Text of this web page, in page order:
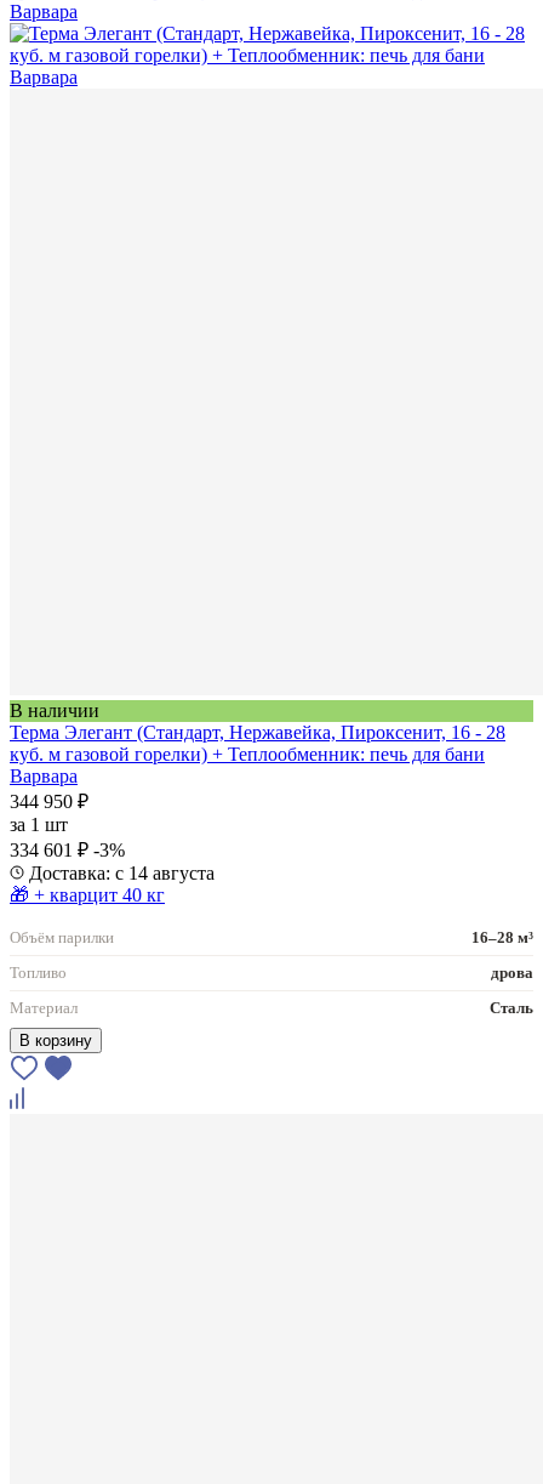
В наличии
Терма Элегант (Стандарт, Нержавейка, Пироксенит, 16 - 28
куб. м газовой горелки) + Теплообменник: печь для бани
Варвара
344 950 ₽
за 1 шт
334 601 ₽ -3%
Доставка: с 14 августа
🎁 + кварцит 40 кг
Объём парилки
16–28 м³
Топливо
дрова
Материал
Сталь
В корзину